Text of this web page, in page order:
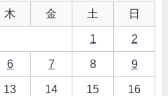
木 金 土 日
1 2
6 7 8 9
13 14 15 16